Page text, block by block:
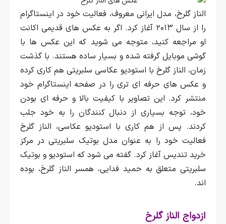
الناز گلرخ، مدل ایرانی معروف، فعالیت خود در اینستاگرام
را از سال ۲۰۱۳ آغاز کرد. اگر به عکس‌ های قدیمی اکانت
او مراجعه کنید، متوجه می‌ شوید که این عکس‌ ها با
گوشی موبایل گرفته شده و بسیار ساده هستند. با گذشت
زمان، الناز گلرخ با استودیو عکاسی سلبریتی هم کاری کرده
و عکس‌ های حرفه‌ ای‌ تری را در صفحه اینستاگرام خود
منتشر کرد. این تصاویر با کیفیت بالا و حرفه‌ ای بودن
خود، توجه بسیاری از دنبال‌ کنندگان را به خود جلب
کردند. پس از هم کاری با استودیو عکاسی، الناز گلرخ
فعالیت خود را به عنوان مدل بوتیک سلبریتی در مرکز
خرید تندیس آغاز کرد. گفته می‌ شود که استودیو و بوتیک
سلبریتی متعلق به حمید فدایی، همسر الناز گلرخ، بوده‌
اند.
ازدواج الناز گلرخ